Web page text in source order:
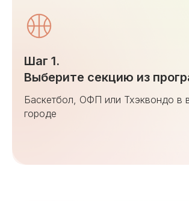
Шаг 1.
Выберите секцию из
Баскетбол, ОФП или Тхэквондо в
городе